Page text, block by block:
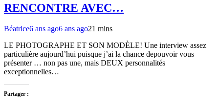
RENCONTRE AVEC…
Béatrice6 ans ago6 ans ago21 mins
LE PHOTOGRAPHE ET SON MODÈLE! Une interview assez
particulière aujourd’hui puisque j’ai la chance depouvoir vous
présenter … non pas une, mais DEUX personnalités
exceptionnelles…
Partager :